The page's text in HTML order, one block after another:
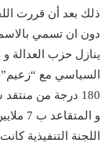
ذلك بعد أن قررت
دون ان تسمي
ينازل حزب العدالة
السياسي مع “زعيم”
180 درجة من
و المتقاعد ب 7 ملايين من مال الشعب.
اللجنة التنفيذية